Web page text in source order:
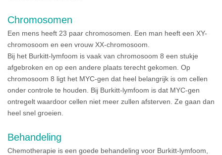
Chromosomen
Een mens heeft 23 paar chromosomen. Een man heeft een XY-
chromosoom en een vrouw XX-chromosoom.
Bij het Burkitt-lymfoom is vaak van chromosoom 8 een stukje
afgebroken en op een andere plaats terecht gekomen. Op
chromosoom 8 ligt het MYC-gen dat heel belangrijk is om cellen
onder controle te houden. Bij Burkitt-lymfoom is dat MYC-gen
ontregelt waardoor cellen niet meer zullen afsterven. Ze gaan dan
heel snel groeien.
Behandeling
Chemotherapie is een goede behandeling voor Burkitt-lymfoom,